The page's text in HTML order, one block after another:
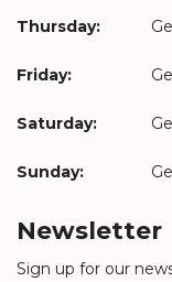
Thursday:
Friday:
Saturday:
Sunday:
Newsletter
Sign up for our